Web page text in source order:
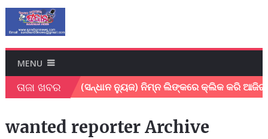
MENU
ତାଜା ଖବର
ମୃତ୍ୟୁ* (ସନ୍ଧାନ ନ୍ୟୁଜ) ନିମ୍ନ ଲିଙ୍କରେ କ୍ଲିକ କରି ଆଜିର ଇ
wanted reporter Archive